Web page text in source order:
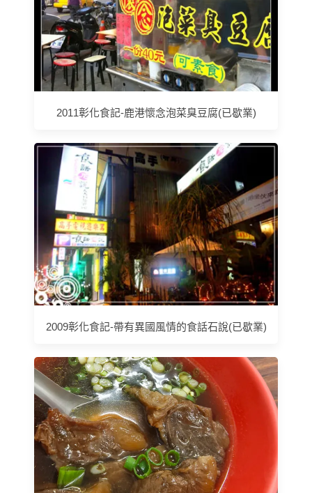
2011彰化食記-鹿港懷念泡菜臭豆腐(已歇業)
2009彰化食記-帶有異國風情的食話石說(已歇業)